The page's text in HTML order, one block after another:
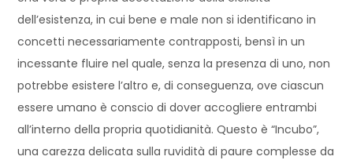
dell’esistenza, in cui bene e male non si identificano in
concetti necessariamente contrapposti, bensì in un
incessante fluire nel quale, senza la presenza di uno, non
potrebbe esistere l’altro e, di conseguenza, ove ciascun
essere umano è conscio di dover accogliere entrambi
all’interno della propria quotidianità. Questo è “Incubo”,
una carezza delicata sulla ruvidità di paure complesse da